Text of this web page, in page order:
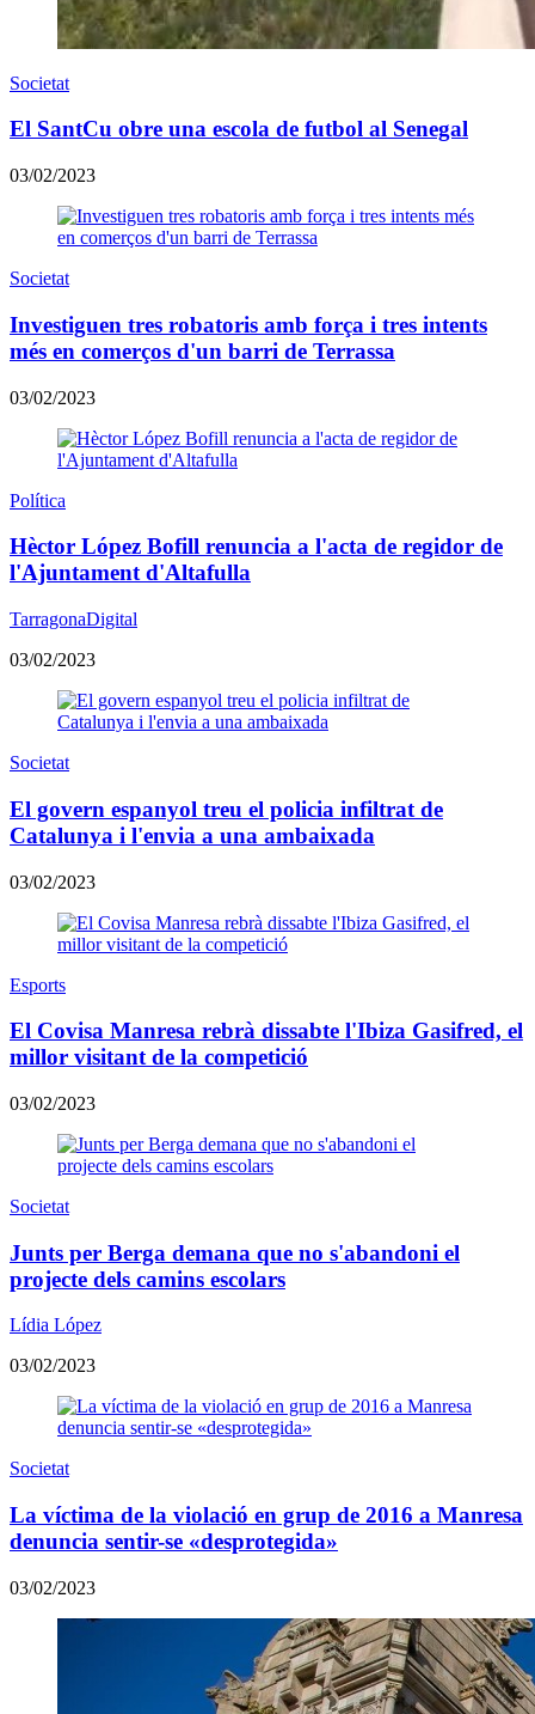
Societat
El SantCu obre una escola de futbol al Senegal
03/02/2023
Societat
Investiguen tres robatoris amb força i tres intents
més en comerços d'un barri de Terrassa
03/02/2023
Política
Hèctor López Bofill renuncia a l'acta de regidor de
l'Ajuntament d'Altafulla
TarragonaDigital
03/02/2023
Societat
El govern espanyol treu el policia infiltrat de
Catalunya i l'envia a una ambaixada
03/02/2023
Esports
El Covisa Manresa rebrà dissabte l'Ibiza Gasifred, el
millor visitant de la competició
03/02/2023
Societat
Junts per Berga demana que no s'abandoni el
projecte dels camins escolars
Lídia López
03/02/2023
Societat
La víctima de la violació en grup de 2016 a Manresa
denuncia sentir-se «desprotegida»
03/02/2023